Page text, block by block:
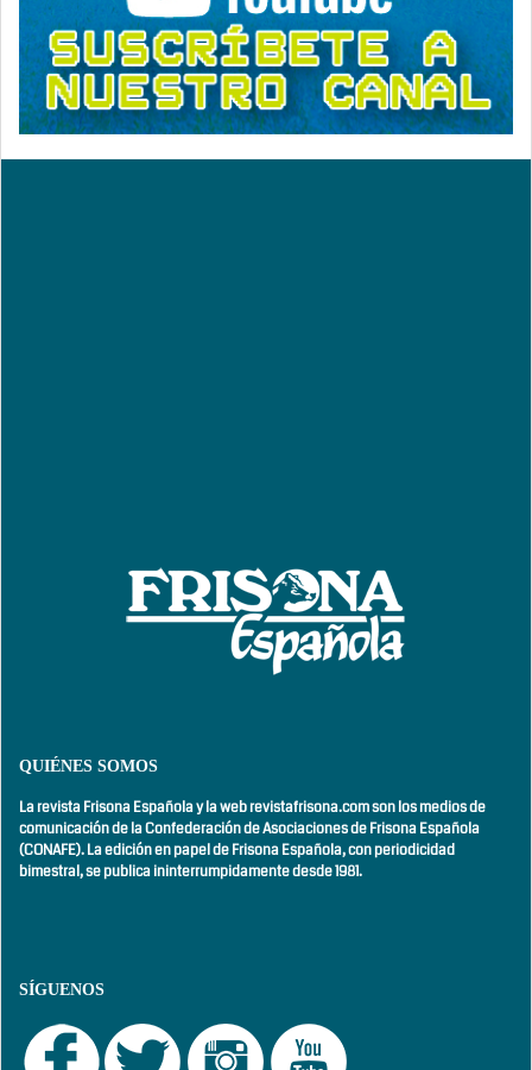
QUIÉNES SOMOS
La revista Frisona Española y la web revistafrisona.com son los medios de
comunicación de la Confederación de Asociaciones de Frisona Española
(CONAFE). La edición en papel de Frisona Española, conperiodicidad
bimestral,se publica ininterrumpidamente desde 1981.
SÍGUENOS